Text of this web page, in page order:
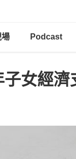
場 Podcast
女經濟